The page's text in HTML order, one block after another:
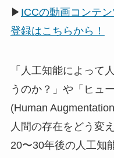
▶ ICCの動画コンテ
登録はこちらから！
「人工知能によって
うのか？」や「ヒュ
(Human
人間の存在をどう変
20〜30年後の人工知